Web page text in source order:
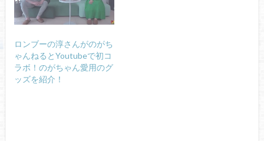
ロンブーの淳さんがのがち
ゃんねるとYoutubeで初コ
ラボ！のがちゃん愛用のグ
ッズを紹介！